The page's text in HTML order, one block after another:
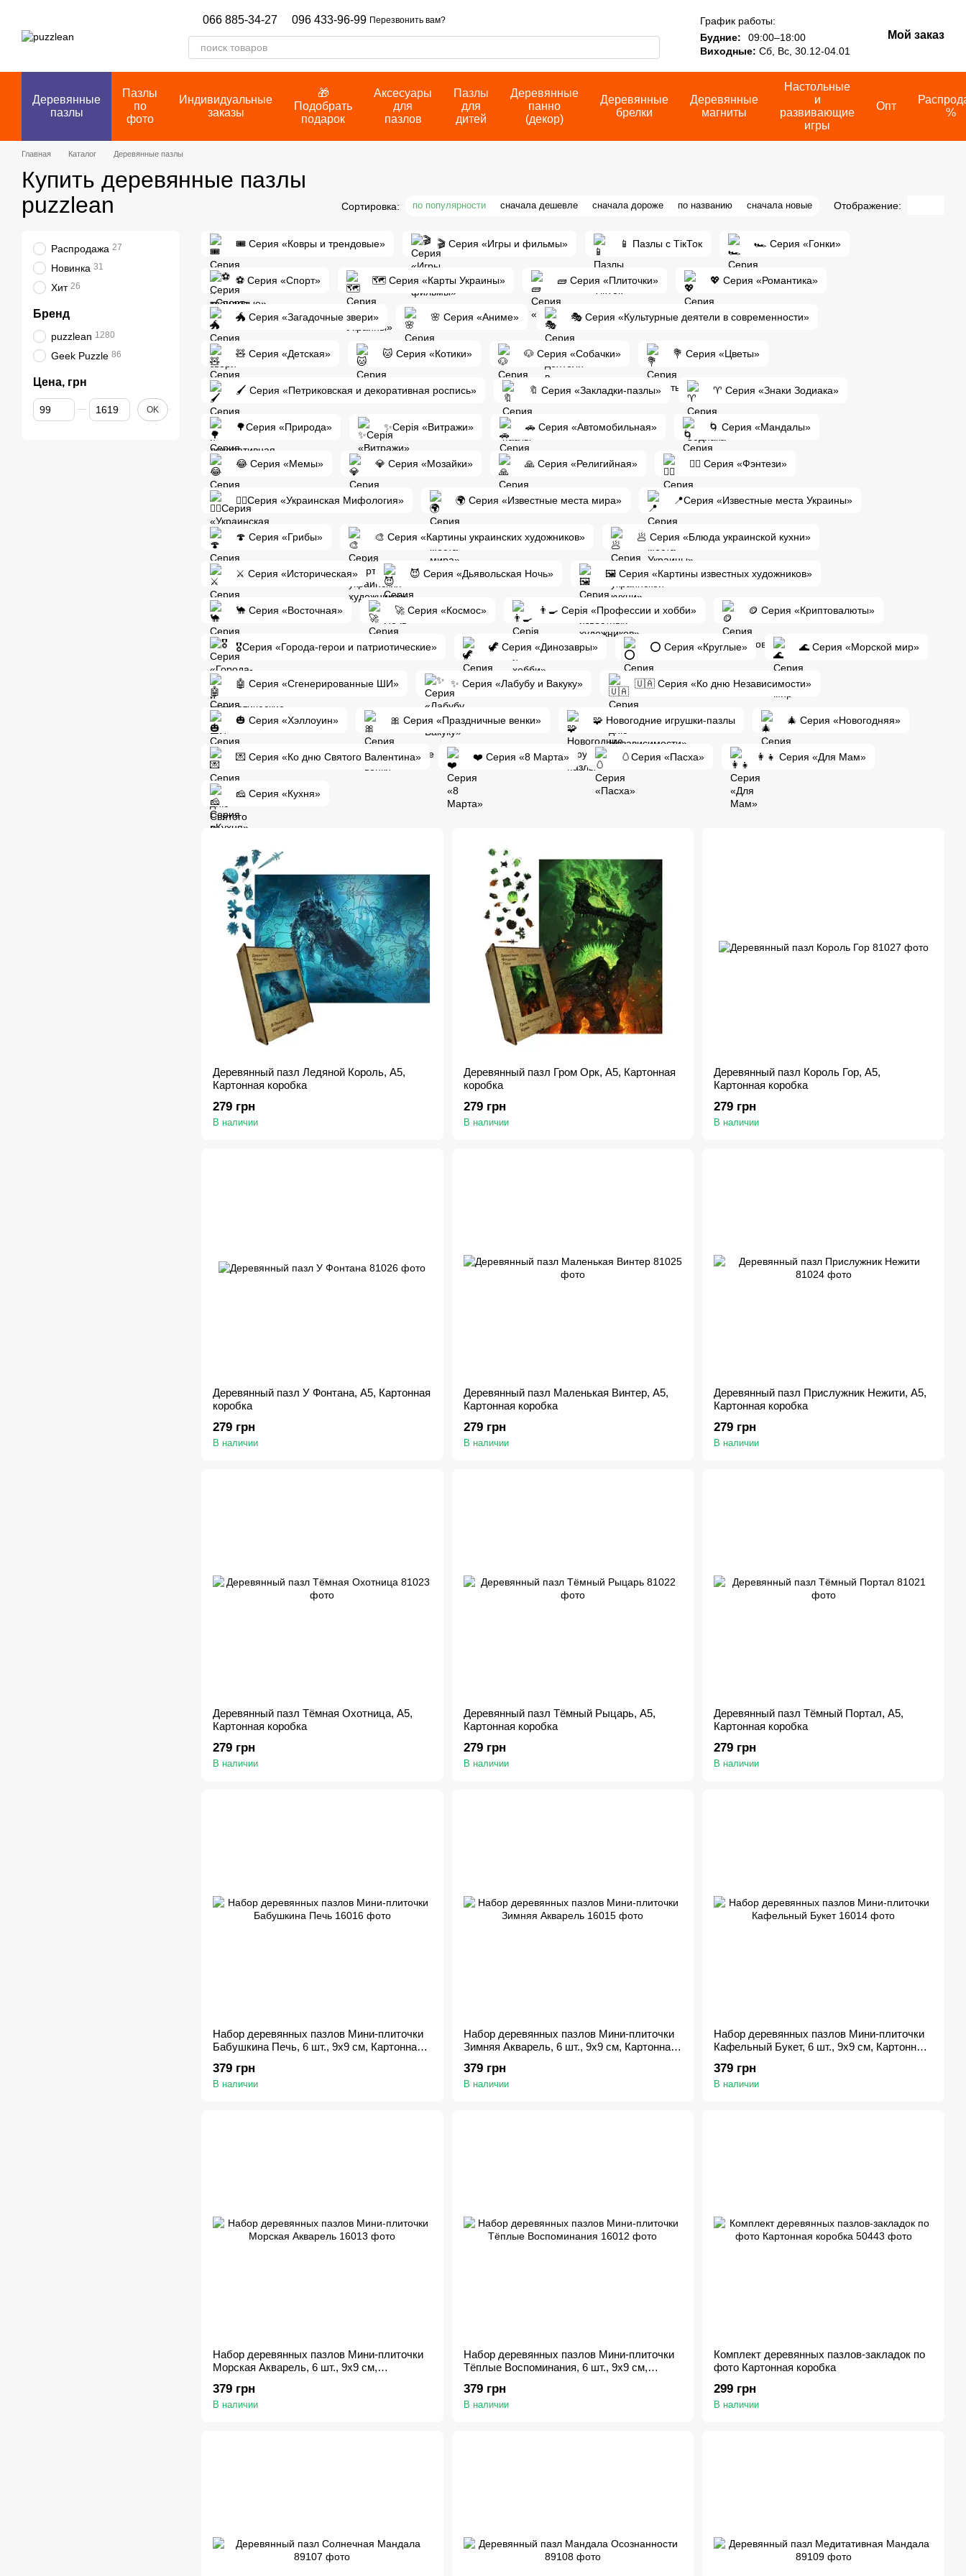
066 885-34-27 096 433-96-99 Перезвонить вам?
График работы:
Будние:
09:00–18:00
Виходные: Сб, Вс, 30.12-04.01
Мой заказ
Деревянные
пазлы
Пазлы
по
фото
Индивидуальные
заказы
🎁
Подобрать
подарок
Аксесуары
для
пазлов
Пазлы
для
дитей
Деревянные
панно
(декор)
Деревянные
брелки
Деревянные
магниты
Настольные
и
развивающие
игры
Опт
%
Главная Каталог Деревянные пазлы
Купить деревянные пазлы
puzzlean
Сортировка: по популярности сначала дешевле сначала дороже по названию сначала новые Отображение:
🎟️ Серия «Ковры и трендовые» 🎬 Серия «Игры и фильмы» 📱 Пазлы с ТікТок 🏎️ Серия «Гонки»
⚽ Серия «Спорт» 🗺️ Серия «Карты Украины» 🧱 Серия «Плиточки» 💖 Серия «Романтика»
🐲 Серия «Загадочные звери» 🌸 Серия «Аниме» 🎭 Серия «Культурные деятели в современности»
🧸 Серия «Детская» 🐱 Серия «Котики» 🐶 Серия «Собачки» 💐 Серия «Цветы»
🖌️ Серия «Петриковская и декоративная роспись» 🔖 Серия «Закладки-пазлы» ♈ Серия «Знаки Зодиака»
🌳Серия «Природа» ✨Серія «Витражи» 🚗 Серия «Автомобильная» 🌀 Серия «Мандалы»
😂 Серия «Мемы» 💎 Серия «Мозайки» 🙏 Серия «Религийная» 🧙‍♂️ Серия «Фэнтези»
🧚‍♂️Серия «Украинская Мифология» 🌍 Серия «Известные места мира» 📍Серия «Известные места Украины»
🍄 Серия «Грибы» 🎨 Серия «Картины украинских художников» 🥟 Серия «Блюда украинской кухни»
⚔️ Серия «Историческая» 😈 Серия «Дьявольская Ночь» 🖼️ Серия «Картины известных художников»
🐪 Серия «Восточная» 🚀 Серия «Космос» 👨‍🍳 Серія «Профессии и хобби» 🪙 Серия «Криптовалюты»
🎖️Серия «Города-герои и патриотические» 🦖 Серия «Динозавры» ⭕ Серия «Круглые» 🌊 Серия «Морской мир»
🤖 Серия «Сгенерированные ШИ» ✨ Серия «Лабубу и Вакуку» 🇺🇦 Серия «Ко дню Независимости»
🎃 Серия «Хэллоуин» 🎀 Серия «Праздничные венки» 🧩 Новогодние игрушки-пазлы 🎄 Серия «Новогодняя»
💌 Серия «Ко дню Святого Валентина» ❤️ Серия «8 Марта» 🥚Серия «Пасха» 👩‍👧 Серия «Для Мам»
🧀 Серия «Кухня»
Деревянный пазл Ледяной Король, А5,
Картонная коробка
279 грн
В наличии
Деревянный пазл Гром Орк, А5, Картонная
коробка
279 грн
В наличии
Деревянный пазл Король Гор, А5,
Картонная коробка
279 грн
В наличии
Деревянный пазл У Фонтана, А5, Картонная
коробка
279 грн
В наличии
Деревянный пазл Маленькая Винтер, А5,
Картонная коробка
279 грн
В наличии
Деревянный пазл Прислужник Нежити, А5,
Картонная коробка
279 грн
В наличии
Деревянный пазл Тёмная Охотница, А5,
Картонная коробка
279 грн
В наличии
Деревянный пазл Тёмный Рыцарь, А5,
Картонная коробка
279 грн
В наличии
Деревянный пазл Тёмный Портал, А5,
Картонная коробка
279 грн
В наличии
Набор деревянных пазлов Мини-плиточки
Бабушкина Печь, 6 шт., 9х9 см, Картонная
379 грн
В наличии
Набор деревянных пазлов Мини-плиточки
Зимняя Акварель, 6 шт., 9х9 см, Картонная
379 грн
В наличии
Набор деревянных пазлов Мини-плиточки
Кафельный Букет, 6 шт., 9х9 см, Картонная
379 грн
В наличии
Набор деревянных пазлов Мини-плиточки
Морская Акварель, 6 шт., 9х9 см,
379 грн
В наличии
Набор деревянных пазлов Мини-плиточки
Тёплые Воспоминания, 6 шт., 9х9 см,
379 грн
В наличии
Комплект деревянных пазлов-закладок по
фото Картонная коробка
299 грн
В наличии
Распродажа 27
Новинка 31
Хит 26
Бренд
puzzlean 1280
Geek Puzzle 86
Цена, грн
От Цена, грн
До Цена, грн OK